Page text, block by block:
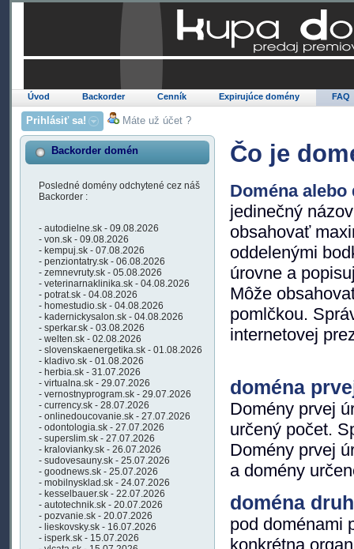
Úvod Backorder Cenník Expirujúce domény FAQ
Prihlásiť sa! Máte už účet ?
Backorder domén
Posledné domény odchytené cez náš
Backorder :
- autodielne.sk - 09.08.2026
- von.sk - 09.08.2026
- kempuj.sk - 07.08.2026
- penziontatry.sk - 06.08.2026
- zemnevruty.sk - 05.08.2026
- veterinarnaklinika.sk - 04.08.2026
- potrat.sk - 04.08.2026
- homestudio.sk - 04.08.2026
- kadernickysalon.sk - 04.08.2026
- sperkar.sk - 03.08.2026
- welten.sk - 02.08.2026
- slovenskaenergetika.sk - 01.08.2026
- kladivo.sk - 01.08.2026
- herbia.sk - 31.07.2026
- virtualna.sk - 29.07.2026
- vernostnyprogram.sk - 29.07.2026
- currency.sk - 28.07.2026
- onlinedoucovanie.sk - 27.07.2026
- odontologia.sk - 27.07.2026
- superslim.sk - 27.07.2026
- kralovianky.sk - 26.07.2026
- sudovesauny.sk - 25.07.2026
- goodnews.sk - 25.07.2026
- mobilnysklad.sk - 24.07.2026
- kesselbauer.sk - 22.07.2026
- autotechnik.sk - 20.07.2026
- pozvanie.sk - 20.07.2026
- lieskovsky.sk - 16.07.2026
- isperk.sk - 15.07.2026
Čo je
Doména
jedinečný
obsahovať
oddelenými
úrovne a
Môže
pomlčkou.
internetovej
doména
Domény prvej
určený počet.
Domény prvej
a domény
doména
pod doménami
konkrétna